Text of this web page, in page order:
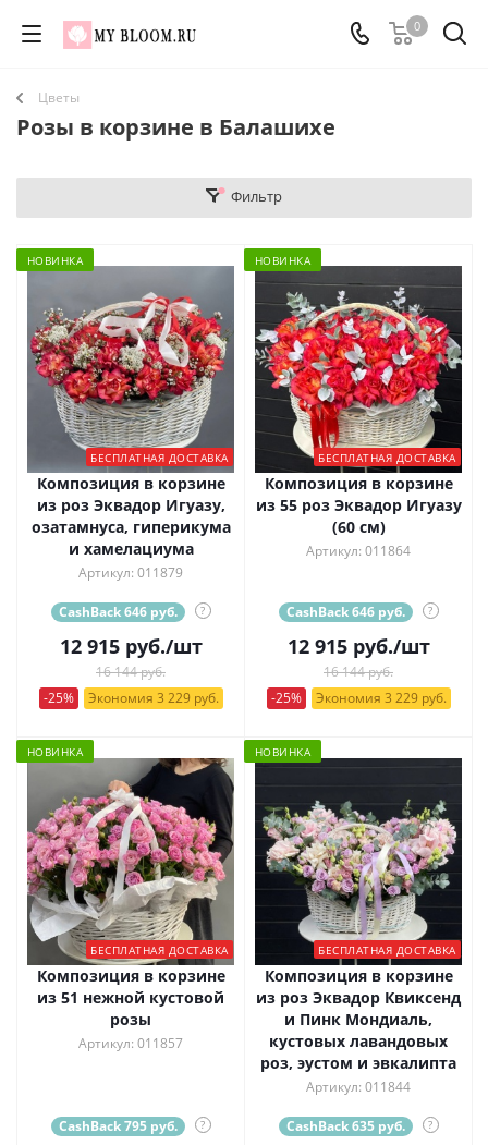
0
Цветы
Розы в корзине в Балашихе
Фильтр
НОВИНКА
БЕСПЛАТНАЯ ДОСТАВКА
Композиция в корзине
из роз Эквадор Игуазу,
озатамнуса, гиперикума
и хамелациума
Артикул: 011879
CashBack 646 руб. ?
12 915руб./шт
16 144 руб.
-25%
Экономия 3 229 руб.
НОВИНКА
БЕСПЛАТНАЯ ДОСТАВКА
Композиция в корзине
из 55 роз Эквадор Игуазу
(60 см)
Артикул: 011864
CashBack 646 руб. ?
12 915руб./шт
16 144 руб.
-25%
Экономия 3 229 руб.
НОВИНКА
БЕСПЛАТНАЯ ДОСТАВКА
Композиция в корзине
из 51 нежной кустовой
розы
Артикул: 011857
CashBack 795 руб. ?
НОВИНКА
БЕСПЛАТНАЯ ДОСТАВКА
Композиция в корзине
из роз Эквадор Квиксенд
и Пинк Мондиаль,
кустовых лавандовых
роз, эустом и эвкалипта
Артикул: 011844
CashBack 635 руб. ?